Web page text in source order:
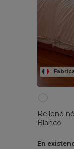
Relleno
Blanco
En